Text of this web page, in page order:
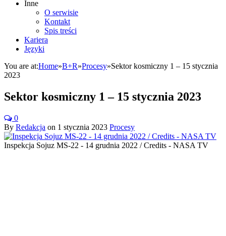
Inne
O serwisie
Kontakt
Spis treści
Kariera
Języki
You are at:Home»B+R»Procesy»Sektor kosmiczny 1 – 15 stycznia
2023
Sektor kosmiczny 1 – 15 stycznia 2023
0
By Redakcja on 1 stycznia 2023 Procesy
Inspekcja Sojuz MS-22 - 14 grudnia 2022 / Credits - NASA TV